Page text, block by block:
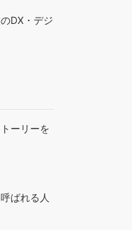
DX・デジ
ーリーを
ばれる人